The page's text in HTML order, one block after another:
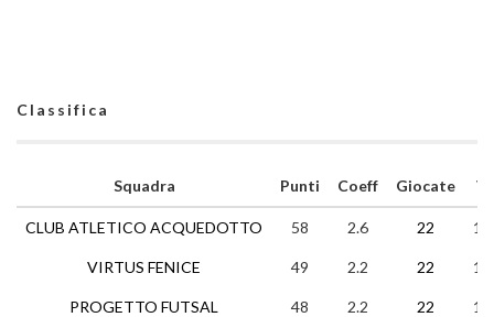
Classifica
Squadra
CLUB ATLETICO ACQUEDOTTO
VIRTUS FENICE
PROGETTO FUTSAL
Punti Coeff Giocate V
58 2.6 22 19
49 2.2 22 16
48 2.2 22 15